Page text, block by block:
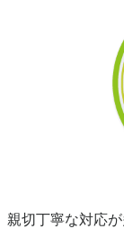
親切丁寧な対応